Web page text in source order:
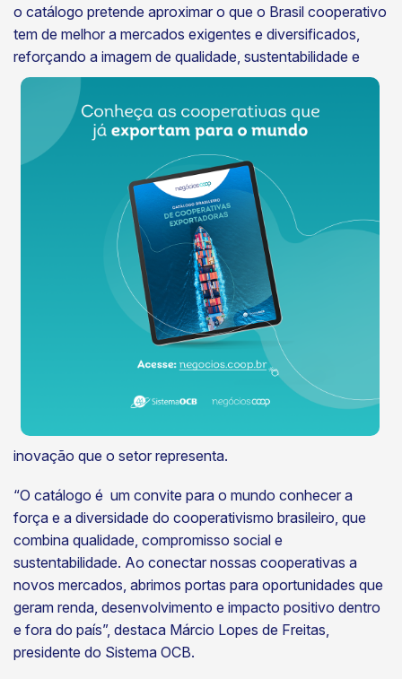
o catálogo pretende aproximar o que o Brasil cooperativo
tem de melhor a mercados exigentes e diversificados,
reforçando a imagem de qualidade, sustentabilidade e
inovação que o setor representa.
“O catálogo é um convite para o mundo conhecer a
força e a diversidade do cooperativismo brasileiro, que
combina qualidade, compromisso social e
sustentabilidade. Ao conectar nossas cooperativas a
novos mercados, abrimos portas para oportunidades que
geram renda, desenvolvimento e impacto positivo dentro
e fora do país”, destaca Márcio Lopes de Freitas,
presidente do Sistema OCB.